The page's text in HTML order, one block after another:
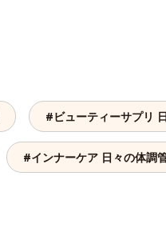
#ビューティーサプリ
#インナーケア 日々の体調